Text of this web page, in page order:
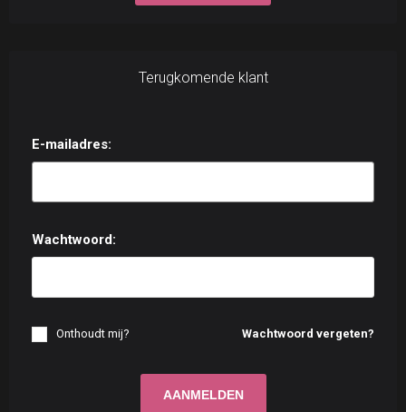
Terugkomende klant
E-mailadres:
Wachtwoord:
Wachtwoord vergeten?
Onthoudt mij?